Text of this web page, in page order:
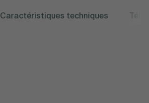
Caractéristiques techniques